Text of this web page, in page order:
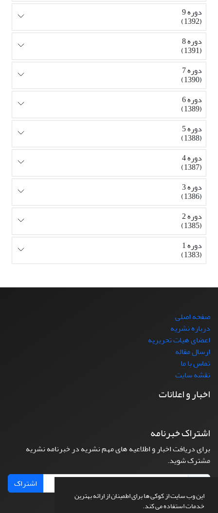
این وب سایت از کوکی ها برای اطمینان از ارائه بهترین
خدمات استفاده می کند.
دوره 9
(1392)
دوره 8
(1391)
دوره 7
(1390)
دوره 6
(1389)
دوره 5
(1388)
دوره 4
(1387)
دوره 3
(1386)
دوره 2
(1385)
دوره 1
(1383)
صفحه اصلی
درباره نشریه
اعضای هیات تحریریه
ارسال مقاله
تماس با ما
نقشه سایت
اخبار و اعلانات
اشتراک خبرنامه
برای دریافت اخبار و اطلاعیه های مهم نشریه در خبرنامه نشریه
مشترک شوید.
اشتراک